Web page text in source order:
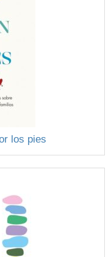
los pies